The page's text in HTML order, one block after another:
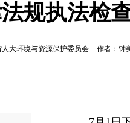
规执法检
大环境与资源保护委员会 作者：钟